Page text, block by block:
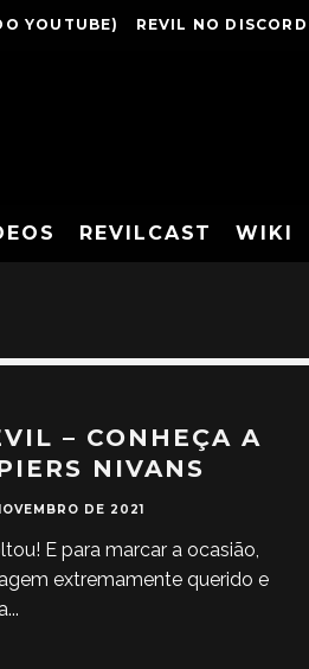
YOUTUBE) REVIL NO DISCORD
REVILCAST WIKI
– CONHEÇA A
NIVANS
DE 2021
E para marcar a ocasião,
extremamente querido e
...